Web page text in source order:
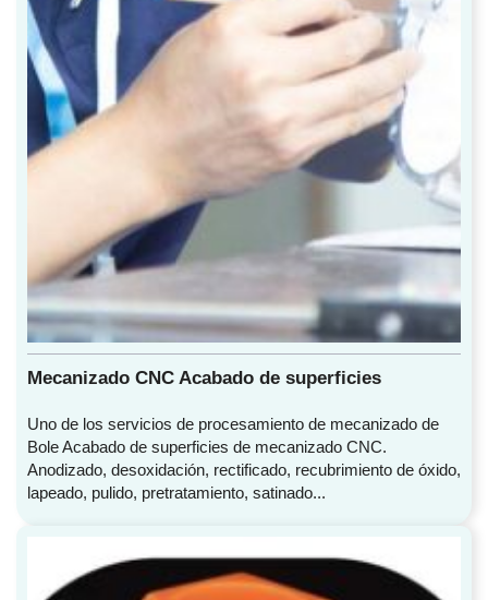
Mecanizado CNC Acabado de superficies
Uno de los servicios de procesamiento de mecanizado de
Bole Acabado de superficies de mecanizado CNC.
Anodizado, desoxidación, rectificado, recubrimiento de óxido,
lapeado, pulido, pretratamiento, satinado...